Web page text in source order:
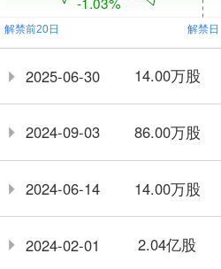
2025-06-30 14.00万股
2024-09-03 86.00万股
2024-06-14 14.00万股
2024-02-01 2.04亿股